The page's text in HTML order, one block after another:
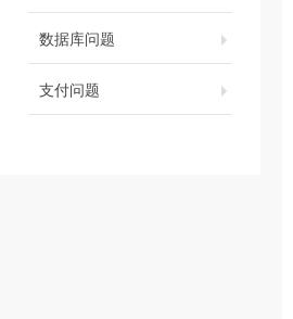
数据库问题
支付问题